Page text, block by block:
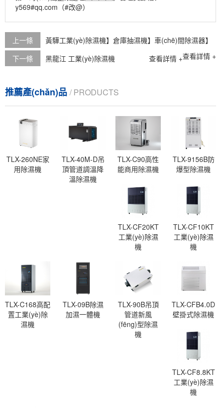
y569#qq.com（#改@）
上一條
黃驊工業(yè)除濕機】倉庫抽濕機】車(chē)間除濕器】
查看詳情 +
下一條 黑龍江 工業(yè)除濕機 查看詳情 +
推薦產(chǎn)品 / PRODUCTS
TLX-260NE家
用除濕機
TLX-40M-D吊
頂管道調溫降
溫除濕機
TLX-C90高性
能商用除濕機
TLX-9156B防
爆型除濕機
TLX-CF20KT
工業(yè)除濕
機
TLX-CF10KT
工業(yè)除濕
機
TLX-C168高配
置工業(yè)除
濕機
TLX-09B除濕
加濕一體機
TLX-90B吊頂
管道新風
(fēng)型除濕
機
TLX-CFB4.0D
壁掛式除濕機
TLX-CF8.8KT
工業(yè)除濕
機